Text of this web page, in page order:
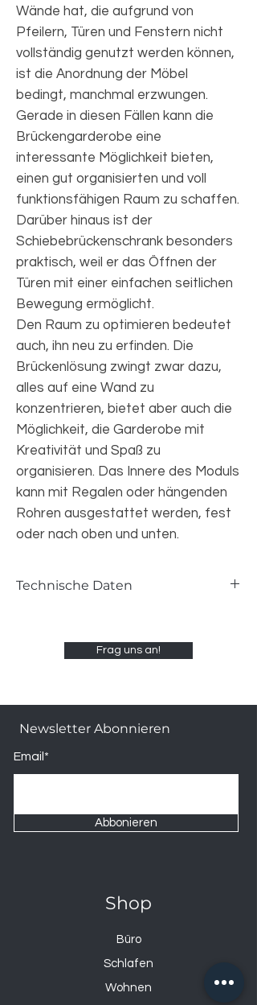
Wände hat, die aufgrund von
Pfeilern, Türen und Fenstern nicht
vollständig genutzt werden können,
ist die Anordnung der Möbel
bedingt, manchmal erzwungen.
Gerade in diesen Fällen kann die
Brückengarderobe eine
interessante Möglichkeit bieten,
einen gut organisierten und voll
funktionsfähigen Raum zu schaffen.
Darüber hinaus ist der
Schiebebrückenschrank besonders
praktisch, weil er das Öffnen der
Türen mit einer einfachen seitlichen
Bewegung ermöglicht.
Den Raum zu optimieren bedeutet
auch, ihn neu zu erfinden. Die
Brückenlösung zwingt zwar dazu,
alles auf eine Wand zu
konzentrieren, bietet aber auch die
Möglichkeit, die Garderobe mit
Kreativität und Spaß zu
organisieren. Das Innere des Moduls
kann mit Regalen oder hängenden
Rohren ausgestattet werden, fest
oder nach oben und unten.
Technische Daten
Schreibtisch: B 134,4 / H 77 / T 55,3
Frag uns an!
Newsletter Abonnieren
Email*
Abbonieren
Shop
Büro
Schlafen
Wohnen